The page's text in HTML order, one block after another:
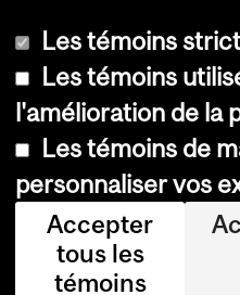
Avis sur
Se
Les témoins
Les témoins
l'amélioration de la
Les témoins de
personnaliser vos
Accepter
tous les
témoins